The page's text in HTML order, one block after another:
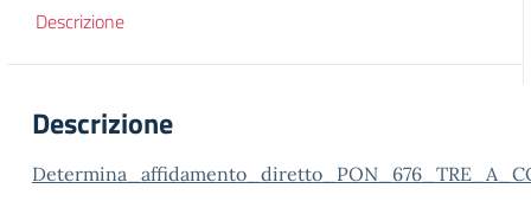
Descrizione
Descrizione